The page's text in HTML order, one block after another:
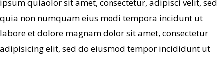
ipsum quiaolor sit amet, consectetur, adipisci velit, sed
quia non numquam eius modi tempora incidunt ut
labore et dolore magnam dolor sit amet, consectetur
adipisicing elit, sed do eiusmod tempor incididunt ut